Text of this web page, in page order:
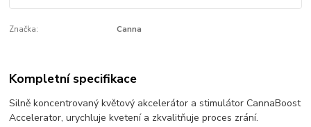
Značka: Canna
Kompletní specifikace
Silně koncentrovaný květový akcelerátor a stimulátor CannaBoost
Accelerator, urychluje kvetení a zkvalitňuje proces zrání.